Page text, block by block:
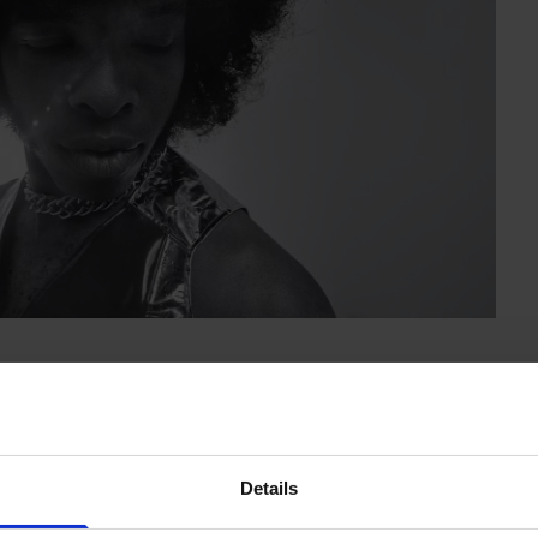
Details
lo fue: ahí queda ese grupo integrador,
propulsando su funk cósmico hacia el siglo